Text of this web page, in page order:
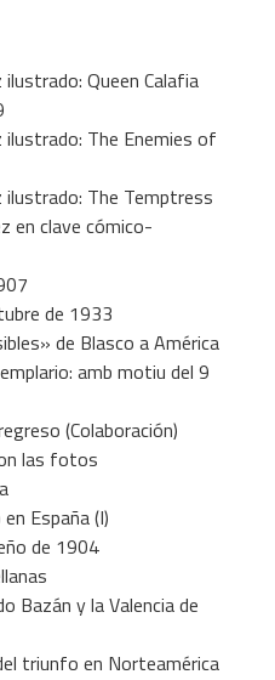
ilustrado: Queen Calafia
ilustrado: The Enemies of
ilustrado: The Temptress
en clave cómico-
de 1933
de Blasco a América
amb motiu del 9
(Colaboración)
las fotos
España (I)
de 1904
Bazán y la Valencia de
triunfo en Norteamérica